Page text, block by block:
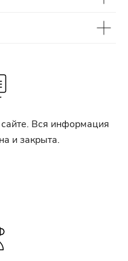
Вся информация
и закрыта.